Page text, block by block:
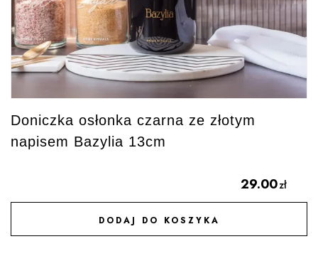
Doniczka osłonka czarna ze złotym
napisem Bazylia 13cm
29.00zł
DODAJ DO KOSZYKA
DODAJ DO ULUBIONYCH